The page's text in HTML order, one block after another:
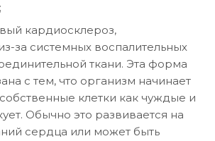
кардиосклероз,
за системных воспалительных
ткани. Эта форма
с тем, что организм начинает
клетки как чуждые и
Обычно это развивается на
сердца или может быть